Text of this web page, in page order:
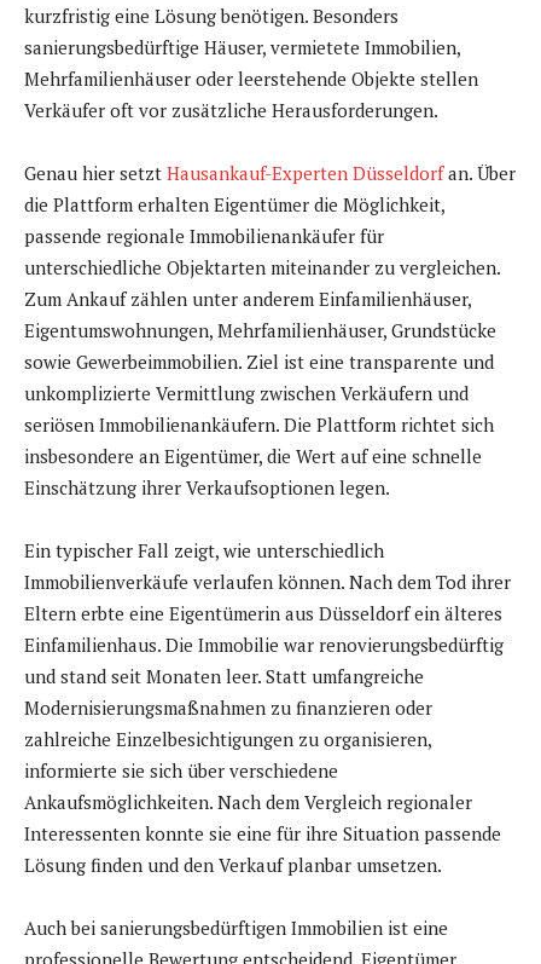
kurzfristig eine Lösung benötigen. Besonders
sanierungsbedürftige Häuser, vermietete Immobilien,
Mehrfamilienhäuser oder leerstehende Objekte stellen
Verkäufer oft vor zusätzliche Herausforderungen.
Genau hier setzt Hausankauf-Experten Düsseldorfan. Über
die Plattform erhalten Eigentümer die Möglichkeit,
passende regionale Immobilienankäufer für
unterschiedliche Objektarten miteinander zu vergleichen.
Zum Ankauf zählen unter anderem Einfamilienhäuser,
Eigentumswohnungen, Mehrfamilienhäuser, Grundstücke
sowie Gewerbeimmobilien. Ziel ist eine transparente und
unkomplizierte Vermittlung zwischen Verkäufern und
seriösen Immobilienankäufern. Die Plattform richtet sich
insbesondere an Eigentümer, die Wert auf eine schnelle
Einschätzung ihrer Verkaufsoptionen legen.
Ein typischer Fall zeigt, wie unterschiedlich
Immobilienverkäufe verlaufen können. Nach dem Tod ihrer
Eltern erbte eine Eigentümerin aus Düsseldorf ein älteres
Einfamilienhaus. Die Immobilie war renovierungsbedürftig
und stand seit Monaten leer. Statt umfangreiche
Modernisierungsmaßnahmen zu finanzieren oder
zahlreiche Einzelbesichtigungen zu organisieren,
informierte sie sich über verschiedene
Ankaufsmöglichkeiten. Nach dem Vergleich regionaler
Interessenten konnte sie eine für ihre Situation passende
Lösung finden und den Verkauf planbar umsetzen.
Auch bei sanierungsbedürftigen Immobilien ist eine
professionelle Bewertung entscheidend. Eigentümer